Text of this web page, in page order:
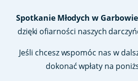
Spotkanie Młodych w Garbowie
dzięki ofiarności naszych
Jeśli chcesz wspomóc nas w
dokonać wpłaty na